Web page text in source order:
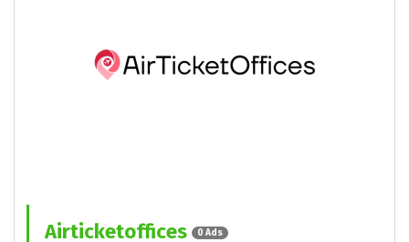
Airticketoffices 0 Ads